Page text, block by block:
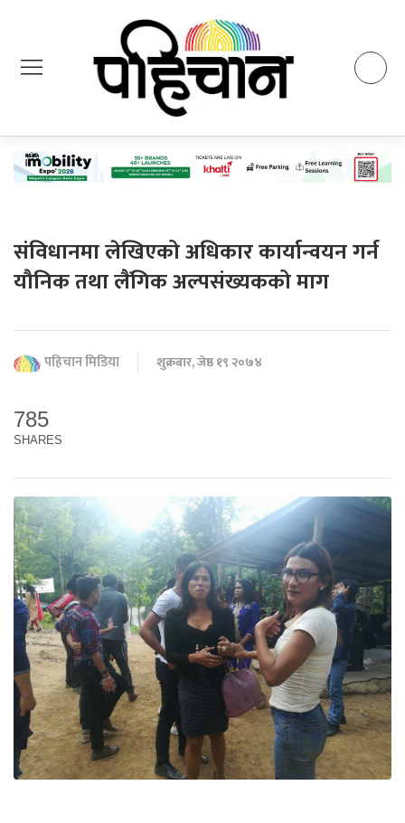
संविधानमा लेखिएको अधिकार कार्यान्वयन गर्न
यौनिक तथा लैंगिक अल्पसंख्यकको माग
पहिचान मिडिया शुक्रबार, जेष्ठ १९ २०७४
785
SHARES